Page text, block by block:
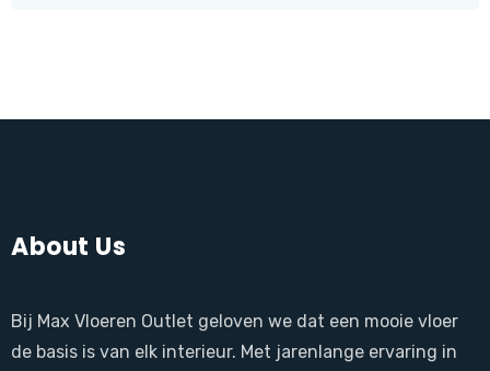
About Us
Bij Max Vloeren Outlet geloven we dat een mooie vloer
de basis is van elk interieur. Met jarenlange ervaring in